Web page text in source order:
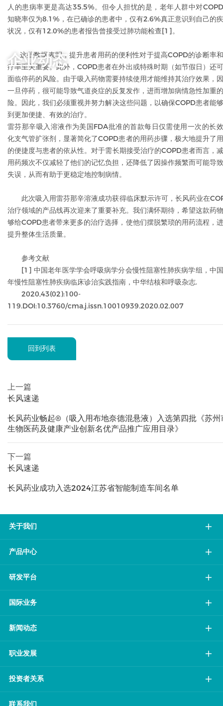
企业动态
人的患病率更是高达35.5%。但令人担忧的是，老年人群中对
知晓率仅为8.1%，在已确诊的患者中，仅有2.6%真正意识到自己的
状况，仅有12.0%的患者报告曾接受过肺功能检查[1]。
这些数据表明，提升患者用药的便利性对于提高COPD的诊断率
疗率至关重要。此外，COPD患者在外出或特殊时期（如节假日）还
面临停药的风险。由于吸入药物需要持续使用才能维持其治疗效果，
一旦停药，很可能导致气道炎症的反复发作，进而增加病情急性加重
险。因此，我们必须重视并努力解决这些问题，以确保COPD患者能
到更加便捷、有效的治疗。
雷芬那辛吸入溶液作为美国FDA批准的首款每日仅需使用一次的长
化支气管扩张剂，显著简化了COPD患者的用药步骤，极大地提升了
的便捷度与患者的依从性。对于需长期接受治疗的COPD患者而言，
用药频次不仅减轻了他们的记忆负担，还降低了因操作频繁而可能导
失误，从而有助于更稳定地控制病情。
此次吸入用雷芬那辛溶液成功获得临床默示许可，长风药业在
治疗领域的产品线再次迎来了重要补充。我们满怀期待，希望这款药
够给COPD患者带来更多的治疗选择，使他们摆脱繁琐的用药流程，
提升整体生活质量。
参考文献
[1] 中国老年医学学会呼吸病学分会慢性阻塞性肺疾病学组，中
年慢性阻塞性肺疾病临床诊治实践指南，中华结核和呼吸杂志.
2020,43(02):100-
119.DOI:10.3760/cma.j.issn.10010939.2020.02.007
回到列表
上一篇
长风速递
长风药业畅起®（吸入用布地奈德混悬液）入选第四批《苏州
生物医药及健康产业创新名优产品推广应用目录》
下一篇
长风速递
长风药业成功入选2024江苏省智能制造车间名单
关于我们
产品中心
研发平台
国际业务
新闻动态
职业发展
投资者关系
联系我们